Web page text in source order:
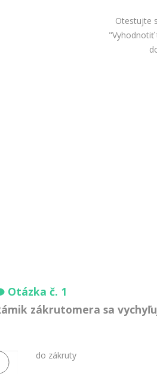
Otestujte
"Vyhodnotiť
Otázka č. 1
zákrutomera sa
do zákruty